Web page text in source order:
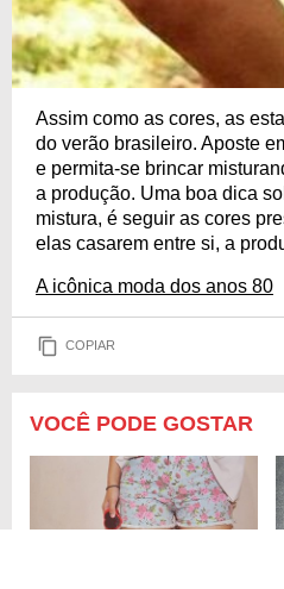
Assim como as cores, as
do verão brasileiro. Aposte
e permita-se brincar
a produção. Uma boa dica
mistura, é seguir as cores
elas casarem entre si, a
A icônica moda dos anos 80
COPIAR
VOCÊ PODE GOSTAR